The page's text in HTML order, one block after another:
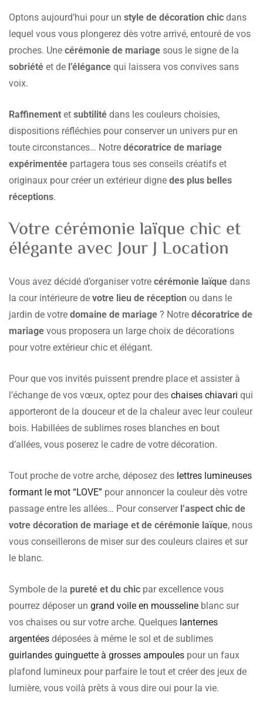
Optons aujourd’hui pour un style de décoration chic dans
lequel vous vous plongerez dès votre arrivé, entouré de vos
proches. Une cérémonie de mariage sous le signe de la
sobriété et de l’élégance qui laissera vos convives sans
voix.
Raffinement et subtilité dans les couleurs choisies,
dispositions réfléchies pour conserver un univers pur en
toute circonstances… Notre décoratrice de mariage
expérimentée partagera tous ses conseils créatifs et
originaux pour créer un extérieur digne des plus belles
réceptions.
Votre cérémonie laïque chic et
élégante avec Jour J Location
Vous avez décidé d’organiser votre cérémonie laïque dans
la cour intérieure de votre lieu de réception ou dans le
jardin de votre domaine de mariage ? Notre décoratrice de
mariage vous proposera un large choix de décorations
pour votre extérieur chic et élégant.
Pour que vos invités puissent prendre place et assister à
l’échange de vos vœux, optez pour des chaises chiavari qui
apporteront de la douceur et de la chaleur avec leur couleur
bois. Habillées de sublimes roses blanches en bout
d’allées, vous poserez le cadre de votre décoration.
Tout proche de votre arche, déposez des lettres lumineuses
formant le mot “LOVE” pour annoncer la couleur dès votre
passage entre les allées… Pour conserverl’aspect chic de
votre décoration de mariage et de cérémonie laïque, nous
vous conseillerons de miser sur des couleurs claires et sur
le blanc.
Symbole de la pureté et du chic par excellence vous
pourrez déposer un grand voile en mousseline blanc sur
vos chaises ou sur votre arche. Quelques lanternes
argentées déposées à même le sol et de sublimes
guirlandes guinguette à grosses ampoules pour un faux
plafond lumineux pour parfaire le tout et créer des jeux de
lumière, vous voilà prêts à vous dire oui pour la vie.